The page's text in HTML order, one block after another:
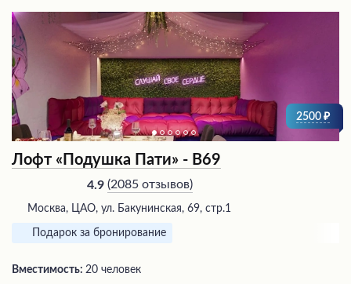
2500
Лофт «Подушка Пати» - В69
4.9 (2085 отзывов)
Москва, ЦАО, ул. Бакунинская, 69, стр.1
Подарок за бронирование
Вместимость: 20 человек